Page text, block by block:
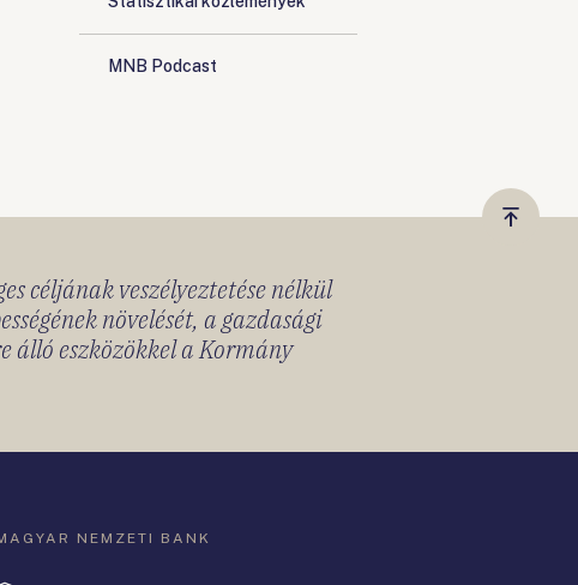
MNB Podcast
Vissza
céljának veszélyeztetése nélkül
növelését, a gazdasági
álló eszközökkel a Kormány
NEMZETI BANK